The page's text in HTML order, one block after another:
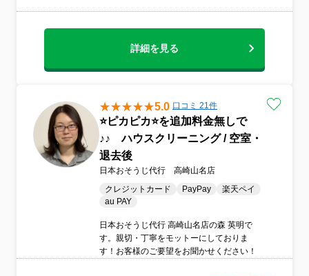
詳細を見る
5.0 口コミ 21件
⭐️ピカピカ⭐️を追加料金無しで
♪♪ ハウスクリーニング / 空室・
退去後
日本おそうじ代行 高崎山名店
クレジットカード
PayPay
楽天ペイ
au PAY
日本おそうじ代行 高崎山名店の森 英明で
す。親切・丁寧をモットーにしておりま
す！お客様のご要望をお聞かせください！